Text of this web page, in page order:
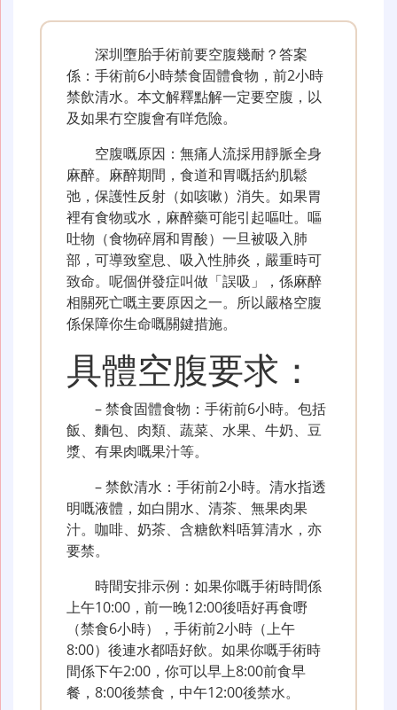
深圳墮胎手術前要空腹幾耐？答案
係：手術前6小時禁食固體食物，前2小時
禁飲清水。本文解釋點解一定要空腹，以
及如果冇空腹會有咩危險。
空腹嘅原因：無痛人流採用靜脈全身
麻醉。麻醉期間，食道和胃嘅括約肌鬆
弛，保護性反射（如咳嗽）消失。如果胃
裡有食物或水，麻醉藥可能引起嘔吐。嘔
吐物（食物碎屑和胃酸）一旦被吸入肺
部，可導致窒息、吸入性肺炎，嚴重時可
致命。呢個併發症叫做「誤吸」，係麻醉
相關死亡嘅主要原因之一。所以嚴格空腹
係保障你生命嘅關鍵措施。
具體空腹要求：
– 禁食固體食物：手術前6小時。包括
飯、麵包、肉類、蔬菜、水果、牛奶、豆
漿、有果肉嘅果汁等。
– 禁飲清水：手術前2小時。清水指透
明嘅液體，如白開水、清茶、無果肉果
汁。咖啡、奶茶、含糖飲料唔算清水，亦
要禁。
時間安排示例：如果你嘅手術時間係
上午10:00，前一晚12:00後唔好再食嘢
（禁食6小時），手術前2小時（上午
8:00）後連水都唔好飲。如果你嘅手術時
間係下午2:00，你可以早上8:00前食早
餐，8:00後禁食，中午12:00後禁水。